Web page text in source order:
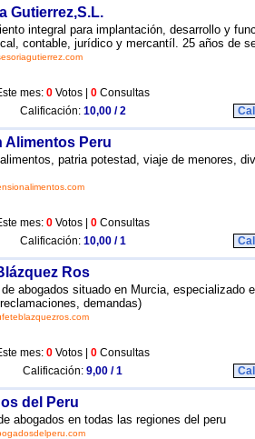
Gutierrez,S.L.
integral para implantación, desarrollo y
contable, jurídico y mercantíl. 25 años de
mes: 0 Votos | 0 Consultas
Calificación: 10,00 / 2
Alimentos Peru
patria potestad, viaje de menores,
mes: 0 Votos | 0 Consultas
Calificación: 10,00 / 1
Ros
de abogados situado en Murcia, especializado
demandas)
mes: 0 Votos | 0 Consultas
Calificación: 9,00 / 1
del Peru
abogados en todas las regiones del peru